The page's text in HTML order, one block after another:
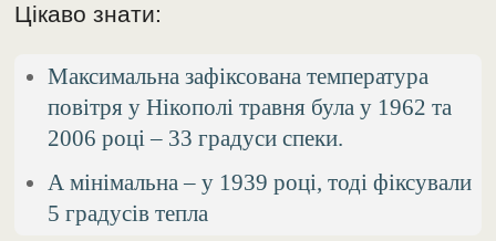
Цікаво знати:
Максимальна зафіксована температура
повітря у Нікополі травня була у 1962 та
2006 році – 33 градуси спеки.
А мінімальна – у 1939 році, тоді фіксували
5 градусів тепла